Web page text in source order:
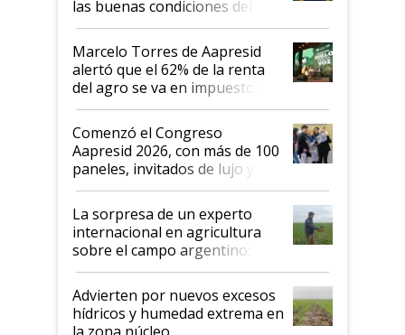
las buenas condiciones del
agro argentino para invertir:
"Los veo más motivados"
Marcelo Torres de Aapresid
alertó que el 62% de la renta
del agro se va en impuestos:
"No es bueno que en
Argentina se sigan discutiendo
las mismas cosas de hace 50
años"
Comenzó el Congreso
Aapresid 2026, con más de 100
paneles, invitados de lujo y
todas las tendencias
La sorpresa de un experto
internacional en agricultura
sobre el campo argentino:
"Estoy muy impresionado"
Advierten por nuevos excesos
hídricos y humedad extrema en